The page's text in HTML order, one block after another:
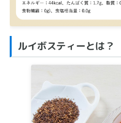
ルイボスティーとは？